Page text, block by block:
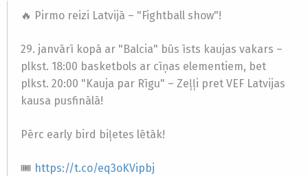
🔥 Pirmo reizi Latvijā – "Fightball show"!
29. janvārī kopā ar "Balcia" būs īsts kaujas vakars –
plkst. 18:00 basketbols ar cīņas elementiem, bet
plkst. 20:00 "Kauja par Rīgu" – Zeļļi pret VEF Latvijas
kausa pusfinālā!
Pērc early bird biļetes lētāk!
🎟️ https://t.co/eq3oKVipbj